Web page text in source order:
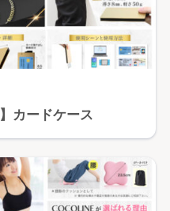
カードケース